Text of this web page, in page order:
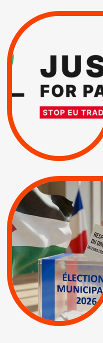
VIOLATIONS DES
SUSPENSION
TOTALE DE
L’ACCORD
D’ASSOCIATION UE-
ISRAËL
| Actus Pétitions
MUNICIPALES 2026 :
JE VOTE POUR LE
RESPECT DU DROIT
INTERNATIONAL EN
PALESTINE
APPELS | Actus |
Espaces Sans
Apartheid
| Lettres d'interpellation
Pétitions